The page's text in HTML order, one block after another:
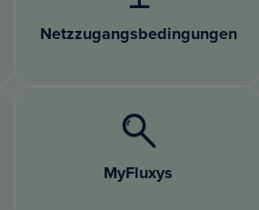
Netzzugangsbedingungen
MyFluxys